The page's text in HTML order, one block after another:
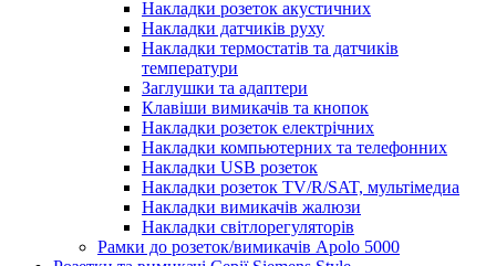
Накладки розеток акустичних
Накладки датчиків руху
Накладки термостатів та датчиків
температури
Заглушки та адаптери
Клавіши вимикачів та кнопок
Накладки розеток електрічних
Накладки компьютерних та телефонних
Накладки USB розеток
Накладки розеток TV/R/SAT, мультімедиа
Накладки вимикачів жалюзи
Накладки світлорегуляторів
Рамки до розеток/вимикачів Apolo 5000